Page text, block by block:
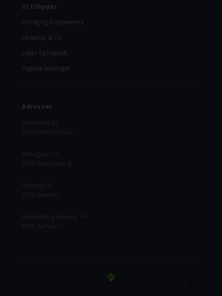
Vi tilbyder
Forlag og kompetence
Straarup & Co
Lager og logistik
Digitale løsninger
Adresser
Suderbovej 24
9900 Frederikshavn
Viborggade 11
2100 København Ø.
Hobrovej 50
2610 Rødovre
Marselisborg Havnevej 36
8000 Aarhus C.